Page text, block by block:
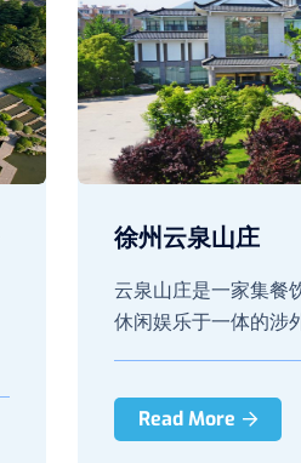
徐州云泉山庄
云泉山庄是一家集餐
休闲娱乐于一体的涉
Read More